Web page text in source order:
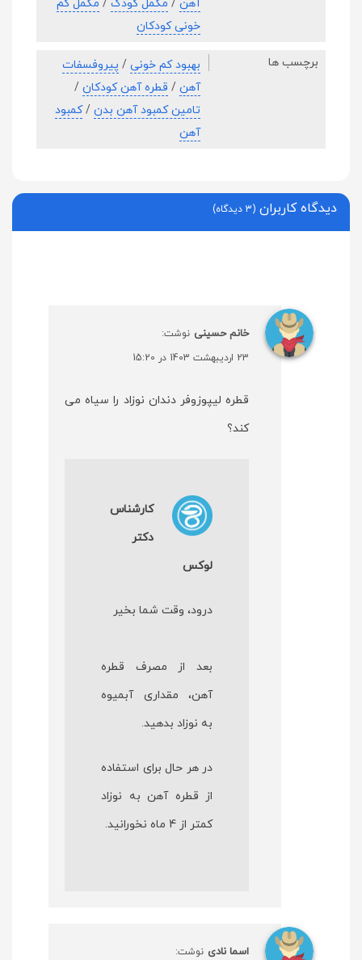
آهن / مکمل کودک / مکمل کم
خونی کودکان
برچسب ها بهبود کم خونی / پیروفسفات
آهن / قطره آهن کودکان /
تامین کمبود آهن بدن / کمبود
آهن
دیدگاه کاربران (3 دیدگاه)
خانم حسینی نوشت:
23 اردیبهشت 1403 در 15:20
قطره لیپوزوفر دندان نوزاد را سیاه می
کند؟
کارشناس
دکتر
لوکس
درود، وقت شما بخیر
بعد از مصرف قطره
آهن، مقداری آبمیوه
به نوزاد بدهید.
در هر حال برای استفاده
از قطره آهن به نوزاد
کمتر از 4 ماه نخورانید.
اسما نادی نوشت: